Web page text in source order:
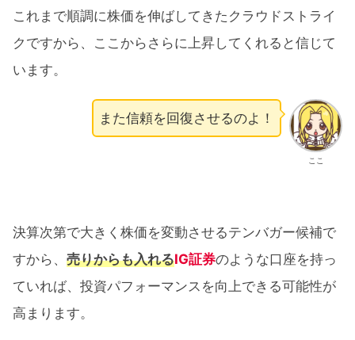
これまで順調に株価を伸ばしてきたクラウドストライ
クですから、ここからさらに上昇してくれると信じて
います。
ここ
また信頼を回復させるのよ！
決算次第で大きく株価を変動させるテンバガー候補で
すから、 売りからも入れるIG証券のような口座を持っ
ていれば、投資パフォーマンスを向上できる可能性が
高まります。